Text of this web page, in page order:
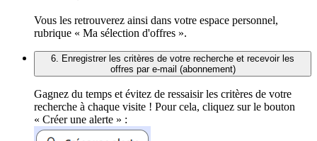
Vous les retrouverez ainsi dans votre espace personnel,
rubrique « Ma sélection d'offres ».
6. Enregistrer les critères de votre recherche et recevoir les
offres par e-mail (abonnement)
Gagnez du temps et évitez de ressaisir les critères de votre
recherche à chaque visite ! Pour cela, cliquez sur le bouton
« Créer une alerte » :